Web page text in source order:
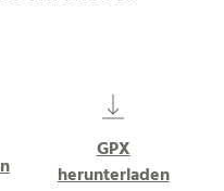
GPX
herunterladen